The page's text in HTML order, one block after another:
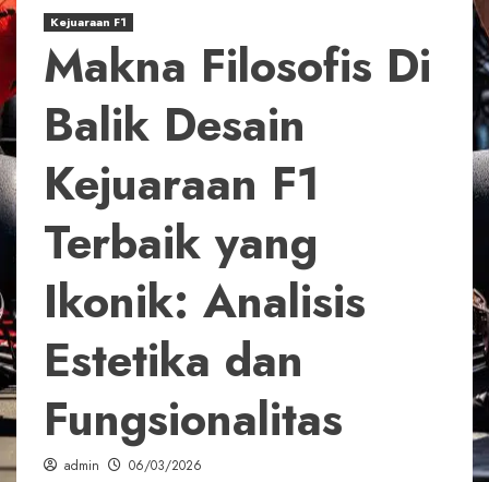
Kejuaraan F1
Makna Filosofis Di
Balik Desain
Kejuaraan F1
Terbaik yang
Ikonik: Analisis
Estetika dan
Fungsionalitas
admin 06/03/2026